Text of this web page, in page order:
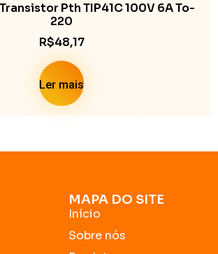
Pth TIP41C 100V 6A To-
220
R$48,17
Ler mais
MAPA DO SITE
Início
Sobre nós